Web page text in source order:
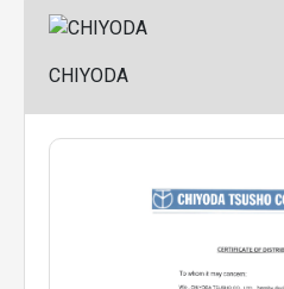
CHIYODA